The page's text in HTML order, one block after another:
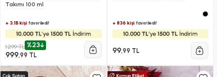
Takımı 100 ml
+ 3.1B kişi favoriledi!
1.299 TL %23
999,99 TL
+ 836 kişifavoriledi!
99,99 TL